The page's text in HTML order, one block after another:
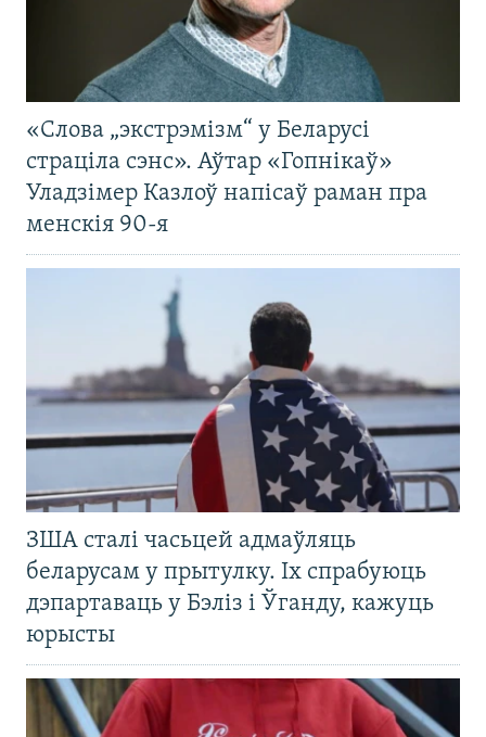
«Слова „экстрэмізм“ у Беларусі
страціла сэнс». Аўтар «Гопнікаў»
Уладзімер Казлоў напісаў раман пра
менскія 90-я
ЗША сталі часьцей адмаўляць
беларусам у прытулку. Іх спрабуюць
дэпартаваць у Бэліз і Ўганду, кажуць
юрысты